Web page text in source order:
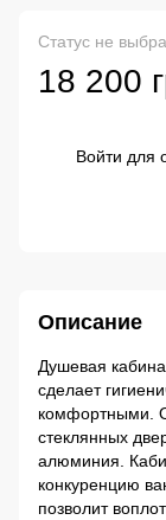
Статус не
18 200
Войти для
Описание
Душевая
сделает
комфортными.
стеклянных
алюминия.
конкуренцию
позволит